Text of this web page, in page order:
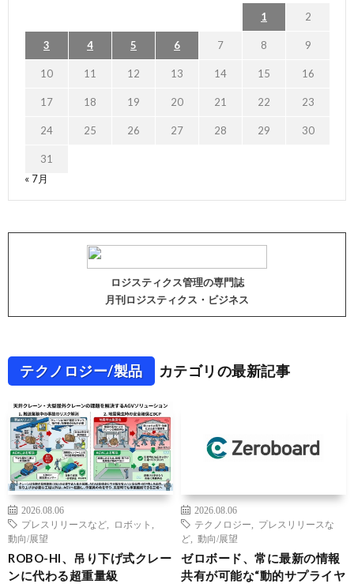
1 2
3 4 5 6 7 8 9
10 11 12 13 14 15 16
17 18 19 20 21 22 23
24 25 26 27 28 29 30
31
« 7月
ロジスティクス管理の専門誌
月刊ロジスティクス・ビジネス
テクノロジー/製品 カテゴリの最新記事
2026.08.06
プレスリリースなど
ロボット
動向/展望
ROBO-HI、吊り下げ式クレー
ンに代わる超重量級
2026.08.06
テクノロジー
プレスリリースな
ど
動向/展望
ゼロボード、常に最新の情報
共有が可能な“動的サプライヤ